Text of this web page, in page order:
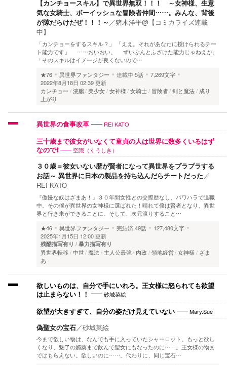
【カンチョースキル】で異世界無双！！！ ～女神様、生意
気な女騎士、ボーイッシュな冒険者仲間……。みんな、背後
が隙だらけだぜ！！！～ ／猪木洋平@【コミカライズ連載
中】
「カンチョーをするスキル？」 「ええ。それがあなたに授けられるチー
ト能力です」 ……おいおい。 ずいぶんとふざけた能力じゃねえか。
「そのスキルはイメージが良くないので…
★76
異世界ファンタジー 連載中 5話
7,269文字
2022年8月18日 02:39 更新
カンチョー
浣腸 美少女 女神様 女騎士 冒険者 剣と魔法
成り
上がり
異世界の食事改革 REI KATO
三十歳まで彼女がいなくて童貞の人は世界に数多くいるはず
なので❗️
空識（くうしき）
３０歳＝彼女いない歴が賢者になって異世界をプラプラする
お話～ 異世界に日本の製品を持ち込んだらチートだった／
REI KATO
『傲慢な奴はざまあ！』３０年間女性との交際歴なし、パワハラで退職
中。その僕が異世界の女神様に選ばれた！晴れて僕は賢者となり、異世
界と行き来ができることに。そして、次元渡りすること…
★46
異世界ファンタジー 完結済49話
127,480文字
2025年1月15日 12:00 更新
残酷描写有り 暴力描写有り
異世界転移 中世 魔法 主人公最強 内政 領地経営 女神様
ざま
あ
欲しいものは、自分で手にいれろ。王女様に怒られても欲望
は止まらない！！
砂城菜絵
欲望が大きすぎて、自分の姿だけ見えていない Mary.Sue
偽聖女の宝石／砂城菜絵
今まで欲しい物は、なんでも手に入っていたシャーロット。もっと欲し
くなり、魅了の媚薬まで飲んで聖女にもなったのに……。王女様の物ま
ではもらえない。欲しいのに……。代わりに、同じ宝石…